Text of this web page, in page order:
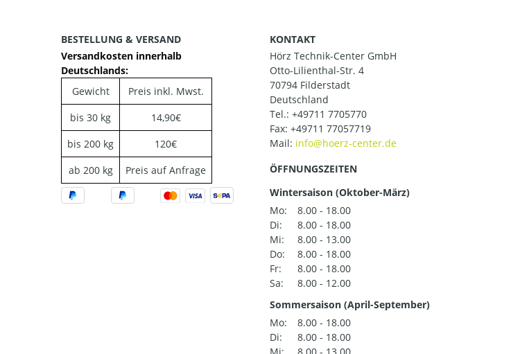
BESTELLUNG & VERSAND
Versandkosten innerhalb
Deutschlands:
Gewicht
Preis inkl. Mwst.
bis 30 kg
14,90€
bis 200 kg
120€
ab 200 kg
Preis auf Anfrage
KONTAKT
Hörz Technik-Center GmbH
Otto-Lilienthal-Str. 4
70794 Filderstadt
Deutschland
Tel.: +49711 7705770
Fax: +49711 77057719
Mail:
ÖFFNUNGSZEITEN
Wintersaison (Oktober-März)
Mo:
8.00 - 18.00
Di:
8.00 - 18.00
Mi:
8.00 - 13.00
Do:
8.00 - 18.00
Fr:
8.00 - 18.00
Sa:
8.00 - 12.00
Sommersaison (April-September)
Mo:
8.00 - 18.00
Di:
8.00 - 18.00